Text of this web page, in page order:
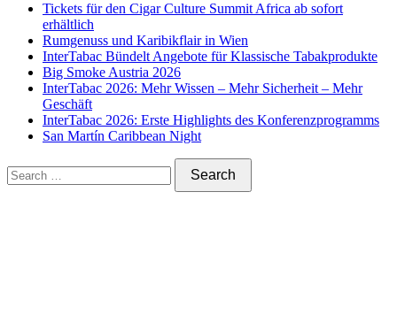
Tickets für den Cigar Culture Summit Africa ab sofort
erhältlich
Rumgenuss und Karibikflair in Wien
InterTabac Bündelt Angebote für Klassische Tabakprodukte
Big Smoke Austria 2026
InterTabac 2026: Mehr Wissen – Mehr Sicherheit – Mehr
Geschäft
InterTabac 2026: Erste Highlights des Konferenzprogramms
San Martín Caribbean Night